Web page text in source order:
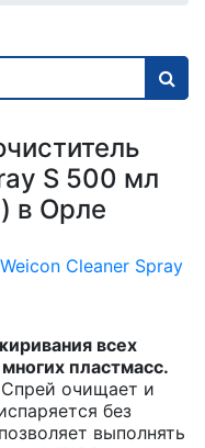
S 500 мл
в Орле
всех
пластмасс.
Спрей очищает и
без
выполнять